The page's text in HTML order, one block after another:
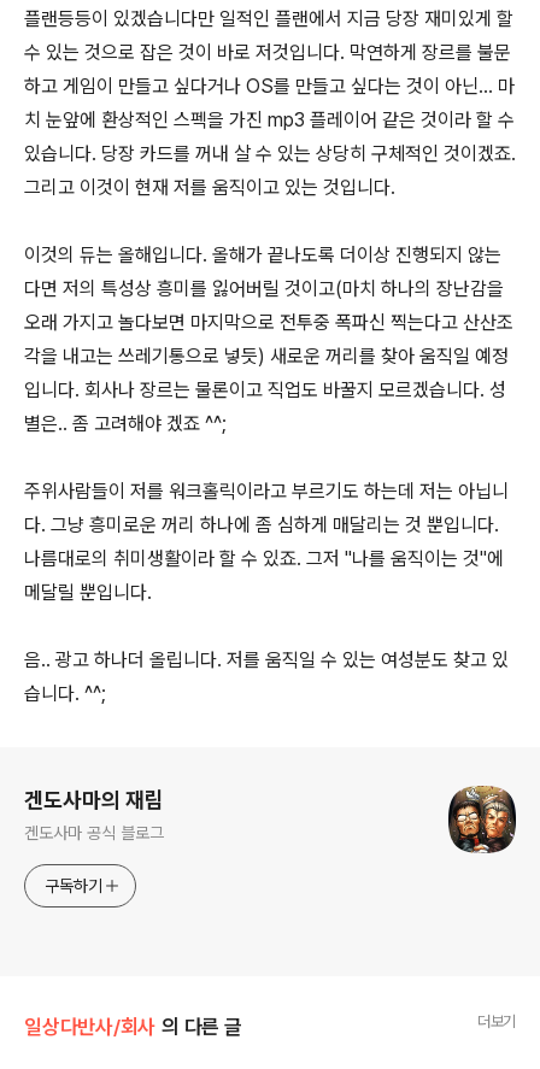
플랜등등이 있겠습니다만 일적인 플랜에서 지금 당장 재미있게 할
수 있는 것으로 잡은 것이 바로 저것입니다. 막연하게 장르를 불문
하고 게임이 만들고 싶다거나 OS를 만들고 싶다는 것이 아닌... 마
치 눈앞에 환상적인 스펙을 가진 mp3 플레이어 같은 것이라 할 수
있습니다. 당장 카드를 꺼내 살 수 있는 상당히 구체적인 것이겠죠.
그리고 이것이 현재 저를 움직이고 있는 것입니다.
이것의 듀는 올해입니다. 올해가 끝나도록 더이상 진행되지 않는
다면 저의 특성상 흥미를 잃어버릴 것이고(마치 하나의 장난감을
오래 가지고 놀다보면 마지막으로 전투중 폭파신 찍는다고 산산조
각을 내고는 쓰레기통으로 넣듯) 새로운 꺼리를 찾아 움직일 예정
입니다. 회사나 장르는 물론이고 직업도 바꿀지 모르겠습니다. 성
별은.. 좀 고려해야 겠죠 ^^;
주위사람들이 저를 워크홀릭이라고 부르기도 하는데 저는 아닙니
다. 그냥 흥미로운 꺼리 하나에 좀 심하게 매달리는 것 뿐입니다.
나름대로의 취미생활이라 할 수 있죠. 그저 "나를 움직이는 것"에
메달릴 뿐입니다.
음.. 광고 하나더 올립니다. 저를 움직일 수 있는 여성분도 찾고 있
습니다. ^^;
겐도사마의 재림
겐도사마 공식 블로그
구독하기
일상다반사/회사 의 다른 글 더보기